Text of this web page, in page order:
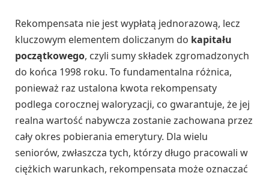
Rekompensata nie jest wypłatą jednorazową, lecz
kluczowym elementem doliczanym do kapitału
początkowego, czyli sumy składek zgromadzonych
do końca 1998 roku. To fundamentalna różnica,
ponieważ raz ustalona kwota rekompensaty
podlega corocznej waloryzacji, co gwarantuje, że jej
realna wartość nabywcza zostanie zachowana przez
cały okres pobierania emerytury. Dla wielu
seniorów, zwłaszcza tych, którzy długo pracowali w
ciężkich warunkach, rekompensata może oznaczać